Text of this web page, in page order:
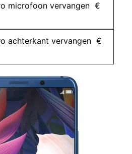
microfoon vervangen €
achterkant vervangen €